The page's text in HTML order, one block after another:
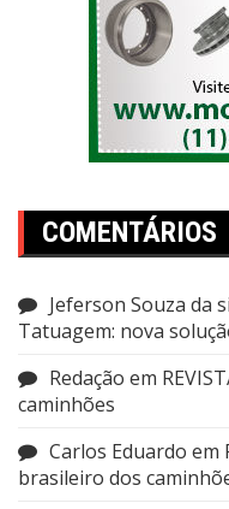
COMENTÁRIOS
Jeferson Souza da
Tatuagem: nova
Redação em
caminhões
Carlos Eduardo em
brasileiro dos